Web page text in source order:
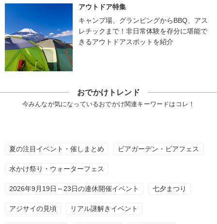
アウトドア特集
キャンプ場、グランピングからBBQ、アス
レチックまで！非日常体験を存分に堪能で
きるアウトドアスポットを紹介
おでかけトレンド
今みんなが気になっているおでかけ関連キーワードはコレ！
夏の注目イベント・催しまとめ ビアガーデン・ビアフェス
水かけ祭り・ウォーターフェス
2026年9月19日～23日の連休開催イベント 七夕まつり
アジサイの見頃 リアル謎解きイベント